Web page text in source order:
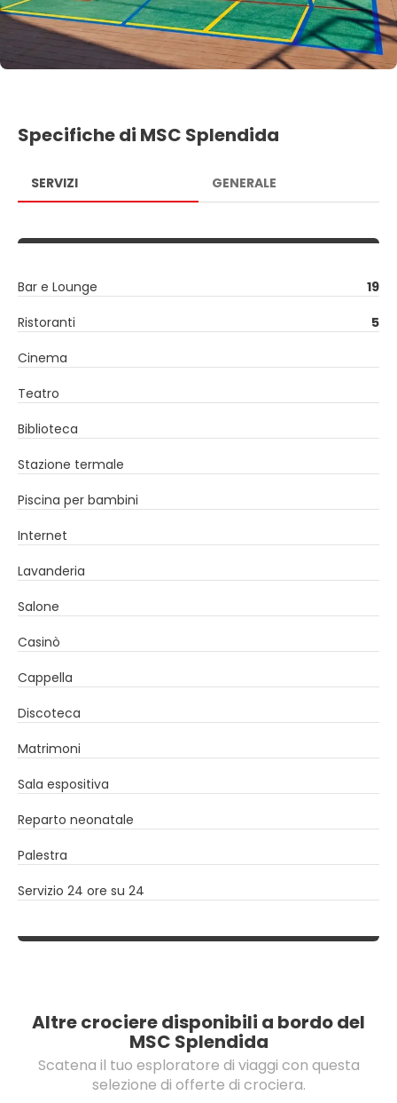
Specifiche di MSC Splendida
SERVIZI GENERALE
Bar e Lounge
19
Ristoranti
5
Cinema
Teatro
Biblioteca
Stazione termale
Piscina per bambini
Internet
Lavanderia
Salone
Casinò
Cappella
Discoteca
Matrimoni
Sala espositiva
Reparto neonatale
Palestra
Servizio 24 ore su 24
Altre crociere disponibili a bordo del
MSC Splendida
Scatena il tuo esploratore di viaggi con questa
selezione di offerte di crociera.